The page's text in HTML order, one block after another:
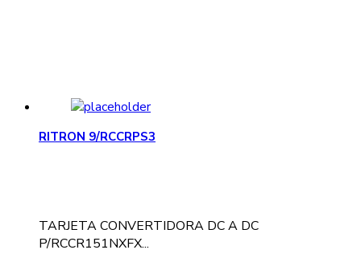
RITRON 9/RCCRPS3
TARJETA CONVERTIDORA DC A DC
P/RCCR151NXFX...